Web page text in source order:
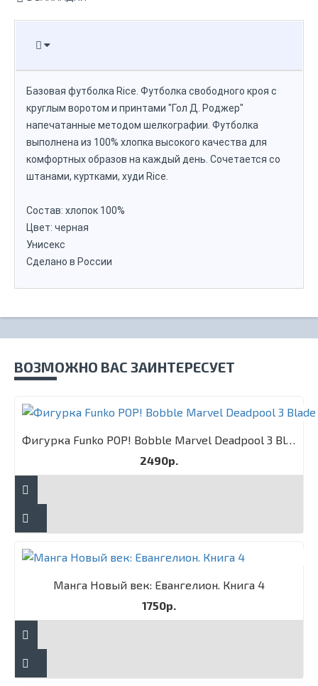
Базовая футболка Rice. Футболка свободного кроя с
круглым воротом и принтами "Гол Д. Роджер"
напечатанные методом шелкографии. Футболка
выполнена из 100% хлопка высокого качества для
комфортных образов на каждый день. Сочетается со
штанами, куртками, худи Rice.
Состав: хлопок 100%
Цвет: черная
Унисекс
Сделано в России
ВОЗМОЖНО ВАС ЗАИНТЕРЕСУЕТ
2490р.
Манга Новый век: Евангелион. Книга 4
1750р.